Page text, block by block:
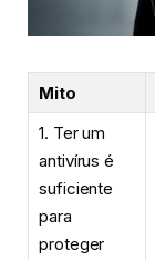
Mito
1. Ter um
antivírus é
suficiente
para
proteger